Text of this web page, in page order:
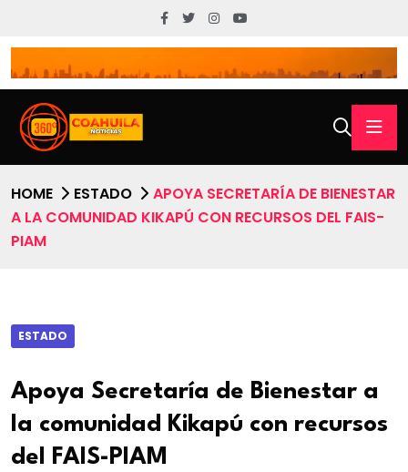
HOME ESTADO
APOYA SECRETARÍA DE BIENESTAR
A LA COMUNIDAD KIKAPÚ CON RECURSOS DEL FAIS-
PIAM
ESTADO
Apoya Secretaría de Bienestar a
la comunidad Kikapú con recursos
del FAIS-PIAM